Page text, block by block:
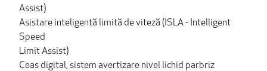
Assist)
Asistare inteligentă limită de viteză (ISLA - Intelligent
Speed
Limit Assist)
Ceas digital, sistem avertizare nivel lichid parbriz